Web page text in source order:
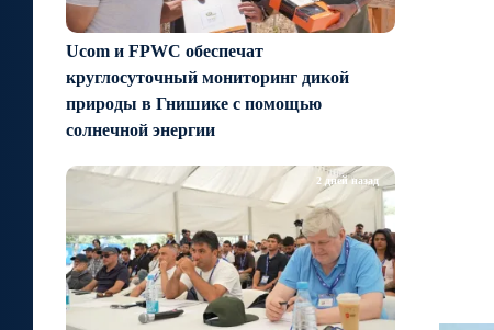
Ucom и FPWC обеспечат
круглосуточный мониторинг дикой
природы в Гнишике с помощью
солнечной энергии
2 дней назад